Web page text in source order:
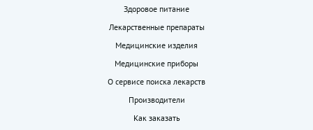
Здоровое питание
Лекарственные препараты
Медицинские изделия
Медицинские приборы
О сервисе поиска лекарств
Производители
Как заказать